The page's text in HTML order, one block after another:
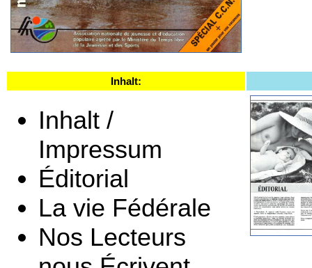
Inhalt:
Inhalt /
Impressum
Éditorial
La vie Fédérale
Nos Lecteurs